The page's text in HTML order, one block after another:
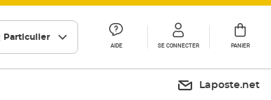
Particulier
AIDE SE CONNECTER PANIER
Laposte.net